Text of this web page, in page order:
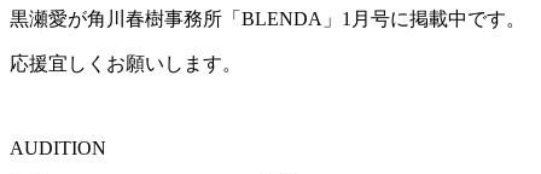
黒瀬愛が角川春樹事務所「BLENDA」1月号に掲載中です。
応援宜しくお願いします。
AUDITION